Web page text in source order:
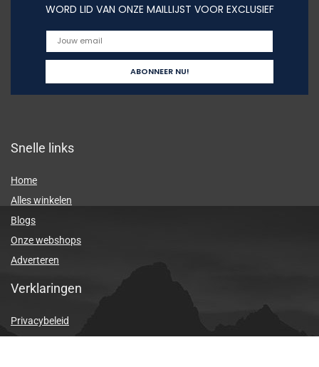
WORD LID VAN ONZE MAILLIJST VOOR EXCLUSIEF
Snelle links
Home
Alles winkelen
Blogs
Onze webshops
Adverteren
Verklaringen
Privacybeleid